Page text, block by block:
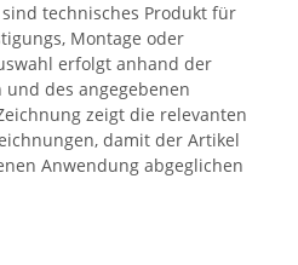
technisches Produkt für
Montage oder
erfolgt anhand der
des angegebenen
zeigt die relevanten
damit der Artikel
Anwendung abgeglichen